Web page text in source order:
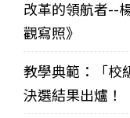
改革的領航者--
觀寫照》
教學典範：「校
決選結果出爐！